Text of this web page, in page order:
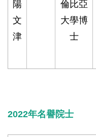
陽
文
津
倫比亞
大學博
士
2022年名譽院士